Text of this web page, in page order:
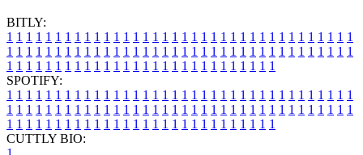
BITLY:
1 1 1 1 1 1 1 1 1 1 1 1 1 1 1 1 1 1 1 1 1 1 1 1 1 1 1 1 1 1 1 1 1 1 1 1
1 1 1 1 1 1 1 1 1 1 1 1 1 1 1 1 1 1 1 1 1 1 1 1 1 1 1 1 1 1 1 1 1 1 1 1
1 1 1 1 1 1 1 1 1 1 1 1 1 1 1 1 1 1 1 1 1 1 1 1 1 1 1 1
SPOTIFY:
1 1 1 1 1 1 1 1 1 1 1 1 1 1 1 1 1 1 1 1 1 1 1 1 1 1 1 1 1 1 1 1 1 1 1 1
1 1 1 1 1 1 1 1 1 1 1 1 1 1 1 1 1 1 1 1 1 1 1 1 1 1 1 1 1 1 1 1 1 1 1 1
1 1 1 1 1 1 1 1 1 1 1 1 1 1 1 1 1 1 1 1 1 1 1 1 1 1 1 1
CUTTLY BIO: